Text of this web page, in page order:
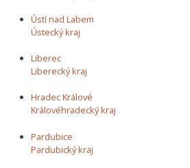
Ústí nad Labem
Ústecký kraj
Liberec
Liberecký kraj
Hradec Králové
Královéhradecký kraj
Pardubice
Pardubický kraj